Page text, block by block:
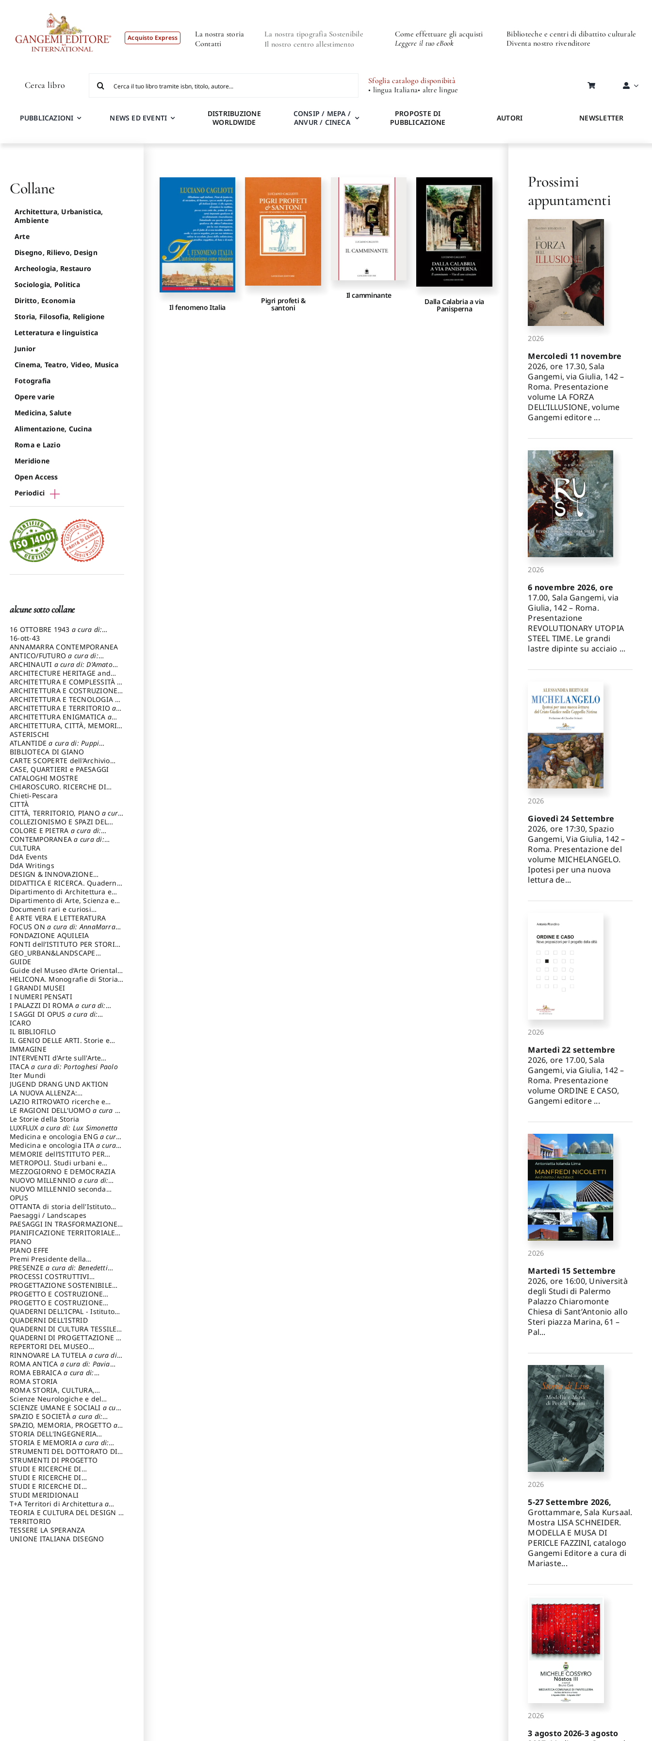
Acquisto Express
La nostra storia
Contatti
La nostra tipografia Sostenibile
Il nostro centro allestimento
Come effettuare gli acquisti
Leggere il tuo eBook
Biblioteche e centri di dibattito culturale
Diventa nostro rivenditore
Cerca libro
per:
Sfoglia catalogo disponibità
• lingua Italiana• altre lingue
PUBBLICAZIONI NEWS ED EVENTI
DISTRIBUZIONE
WORLDWIDE
CONSIP / MEPA /
ANVUR / CINECA
PROPOSTE DI
PUBBLICAZIONE
AUTORI NEWSLETTER
Il fenomeno Italia
Pigri profeti &
santoni
Il camminante
Dalla Calabria a via
Panisperna
Collane
Architettura, Urbanistica,
Ambiente
Arte
Disegno, Rilievo, Design
Archeologia, Restauro
Sociologia, Politica
Diritto, Economia
Storia, Filosofia, Religione
Letteratura e linguistica
Junior
Cinema, Teatro, Video, Musica
Fotografia
Opere varie
Medicina, Salute
Alimentazione, Cucina
Roma e Lazio
Meridione
Open Access
Periodici
alcune sotto collane
16 OTTOBRE 1943 a cura di:
Pezzetti Marcello
16-ott-43
ANNAMARRA CONTEMPORANEA
ANTICO/FUTUROa cura di:
Varagnoli Claudio
ARCHINAUTI a cura di: D'Amato
Claudio
ARCHITECTURE HERITAGE and
DESIGN
ARCHITETTURA E COMPLESSITÀ a
cura di: Piva Antonio
ARCHITETTURA E COSTRUZIONEa
cura di: Poretti Sergio
ARCHITETTURA E TECNOLOGIA a
cura di: Carrara Gianfranco
ARCHITETTURA E TERRITORIOa
cura di: Pietrogrande Enrico
ARCHITETTURA ENIGMATICA a
cura di: Lenci Ruggero
ARCHITETTURA, CITTÀ, MEMORIA
a cura di: Valeriani Enrico
ASTERISCHI
ATLANTIDEa cura di: Puppi
Lionello
BIBLIOTECA DI GIANO
CARTE SCOPERTE dell’Archivio
Storico Capitolino
CASE, QUARTIERI e PAESAGGI
CATALOGHI MOSTRE
CHIAROSCURO. RICERCHE DI
STORIA E STORIA DELL'ARTE
cura di: Di Carpegna Falconieri
Tommaso
Chieti-Pescara
CITTÀ
CITTÀ, TERRITORIO, PIANO a cura
di: Imbesi Giuseppe
COLLEZIONISMO E SPAZI DEL
COLLEZIONISMO a cura di:
Magnani Lauro
COLORE E PIETRA a cura di:
Selvaggi Giuseppe
CONTEMPORANEAa cura di:
Gubinelli Luna
CULTURA
DdA Events
DdA Writings
DESIGN & INNOVAZIONE
TECNOLOGICAa cura di: Vallicelli
Andrea
DIDATTICA E RICERCA. Quaderni
della Scuola
Dipartimento di Architettura e
Analisi della Città Mediterranea
Dipartimento di Arte, Scienza e
Tecnica del Costuire
Documenti rari e curiosi
dall'Archivio Segreto
È ARTE VERA E LETTERATURA
FOCUS ONa cura di: AnnaMarra
Contemporanea
FONDAZIONE AQUILEIA
FONTI dell’ISTITUTO PER STORIA
DEL RISORGIMENTO
GEO_URBAN&LANDSCAPE
PLANNING (GULP)
Trusiani Elio
GUIDE
Guide del Museo d’Arte Orientale
“Giuseppe Tucci”
HELICONA. Monografie di Storia
dell'Artea cura di: Gallo Marco
I GRANDI MUSEI
I NUMERI PENSATI
I PALAZZI DI ROMAa cura di:
Ippoliti Alessandro
I SAGGI DI OPUS a cura di:
Scalesse Tommaso
ICARO
IL BIBLIOFILO
IL GENIO DELLE ARTI. Storie e
interpretazione
IMMAGINE
INTERVENTI d'Arte sull'Arte
dedicata alla cultura della
conservazione d’arte
Fondazione Paola Droghetti onlus
ITACAa cura di: Portoghesi Paolo
Iter Mundi
JUGEND DRANG UND AKTION
LA NUOVA ALLENZA:
ARCHITETTURA & AMBIENTE
LAZIO RITROVATO ricerche e
restauri
LE RAGIONI DELL'UOMOa cura di:
Lombardi Satriani Luigi
Le Storie della Storia
LUXFLUX a cura di: Lux Simonetta
Medicina e oncologia ENG a cura
di: Lopez Massimo
Medicina e oncologia ITA a cura
di: Lopez Massimo
MEMORIE dell’ISTITUTO PER
STORIA DEL RISORGIMENTO
METROPOLI. Studi urbani e
regionali
MEZZOGIORNO E DEMOCRAZIA
NUOVO MILLENNIO a cura di:
Capaldo Pellegrino
NUOVO MILLENNIO seconda
serie
Francesco
OPUS
OTTANTA di storia dell'Istituto
storia dell’Istitutoa cura di:
Cavalieri Patrizia
Paesaggi / Landscapes
PAESAGGI IN TRASFORMAZIONEa
cura di: Corti Enrico A.
PIANIFICAZIONE TERRITORIALE
URBANISTICA ED AMBIENTALE
cura di: Costa Enrico
PIANO
PIANO EFFE
Premi Presidente della
Repubblica
PRESENZEa cura di: Benedetti
Sandro
PROCESSI COSTRUTTIVI
DELL'ARCHITETTURAa cura di:
Ippoliti Alessandro
PROGETTAZIONE SOSTENIBILE
PARTECIPATA
PROGETTO E COSTRUZIONE
DELL’ARCHITETTURA
PROGETTO E COSTRUZIONE
SOSTENIBILE
QUADERNI DELL'ICPAL - Istituto
centrale per il restauro e la
conservazione del patrimonio
archivistico e librario
QUADERNI DELL'ISTRID
QUADERNI DI CULTURA TESSILEa
cura di: Crispolti Livia
QUADERNI DI PROGETTAZIONE a
cura di: Giura Longo Tommaso
REPERTORI DEL MUSEO
CENTRALE DEL RISORGIMENTOa
cura di: Pizzo Marco
RINNOVARE LA TUTELA a cura di:
Cicalò Enrico
ROMA ANTICA a cura di: Pavia
Carlo
ROMA EBRAICAa cura di:
Procaccia Claudio
ROMA STORIA
ROMA STORIA, CULTURA,
IMMAGINEa cura di: Fagiolo
Marcello
Scienze Neurologiche e del
Comportamento
SCIENZE UMANE E SOCIALI a cura
di: Iannizzi Salvatore
SPAZIO E SOCIETÀa cura di:
Cassetti Roberto
SPAZIO, MEMORIA, PROGETTOa
cura di: Rossi Massimo
STORIA DELL'INGEGNERIA
STRUTTURALE IN ITALIAa cura di:
Poretti Sergio
STORIA E MEMORIAa cura di:
Rossi Lauro
STRUMENTI DEL DOTTORATO DI
RICERCA IN RILIEVO E
RAPPRESENTAZIONE
DELL’ARCHITETTURA E
DELL’AMBIENTEa cura di: Migliari
Riccardo
STRUMENTI DI PROGETTO
STUDI E RICERCHE DI
ARCHEOLOGIA IN SICILIA
di: Pelagatti Paola
STUDI E RICERCHE DI
ARCHITETTURA del Dipartimento
di Architettura Università degli
Studi G. d' Annunzio
STUDI E RICERCHE DI
ARCHITETTURA del Dipartimento
di Architettura Università degli
Studi G. d' Annunzio, Chieti-
Pescaraa cura di: Fusero Paolo
STUDI MERIDIONALI
T+A Territori di Architetturaa
cura di: Ramazzotti Luigi
TEORIA E CULTURA DEL DESIGN a
cura di: Furlanis Giuseppe
TERRITORIO
TESSERE LA SPERANZA
UNIONE ITALIANA DISEGNO
Prossimi
appuntamenti
2026
Mercoledì 11 novembre
2026, ore 17.30, Sala
Gangemi, via Giulia, 142 –
Roma. Presentazione
volume LA FORZA
DELL’ILLUSIONE, volume
Gangemi editore ...
2026
6 novembre 2026, ore
17.00, Sala Gangemi, via
Giulia, 142 – Roma.
Presentazione
REVOLUTIONARY UTOPIA
STEEL TIME. Le grandi
lastre dipinte su acciaio ...
2026
Giovedì 24 Settembre
2026, ore 17:30, Spazio
Gangemi, Via Giulia, 142 –
Roma. Presentazione del
volume MICHELANGELO.
Ipotesi per una nuova
lettura de...
2026
Martedì 22 settembre
2026, ore 17.00, Sala
Gangemi, via Giulia, 142 –
Roma. Presentazione
volume ORDINE E CASO,
Gangemi editore ...
2026
Martedì 15 Settembre
2026, ore 16:00, Università
degli Studi di Palermo
Palazzo Chiaromonte
Chiesa di Sant’Antonio allo
Steri piazza Marina, 61 –
Pal...
2026
5-27 Settembre 2026,
Grottammare, Sala Kursaal.
Mostra LISA SCHNEIDER.
MODELLA E MUSA DI
PERICLE FAZZINI, catalogo
Gangemi Editore a cura di
Mariaste...
2026
3 agosto 2026-3 agosto